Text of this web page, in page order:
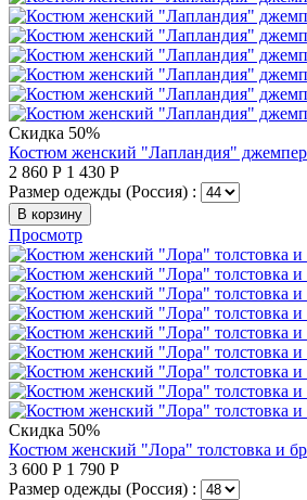
Скидка 50%
Костюм женский "Лапландия"
2 860 Р 1 430 Р
Размер одежды (Россия) :
В корзину
Просмотр
Скидка 50%
Костюм женский "Лора" толстовка и
3 600 Р 1 790 Р
Размер одежды (Россия) :